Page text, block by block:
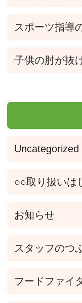
スポーツ指導
子供の肘が抜
Uncategorized
○○取り扱いは
お知らせ
スタッフのつ
フードファイ